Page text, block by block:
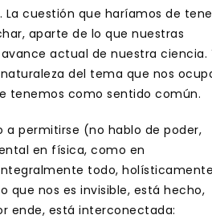
cuestión que haríamos de
aparte de lo que nuestras
actual de nuestra ciencia.
del tema que nos
tenemos como sentido común.
permitirse (no hablo de poder,
en física, como en
todo, holísticamente
que nos es invisible, está hecho,
ende, está interconectada: